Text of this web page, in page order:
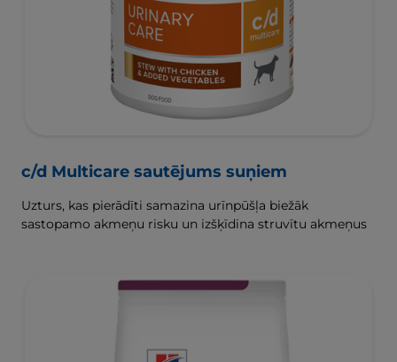
c/d Multicare sautējums suņiem
Uzturs, kas pierādīti samazina urīnpūšļa biežāk
sastopamo akmeņu risku un izšķīdina struvītu akmeņus